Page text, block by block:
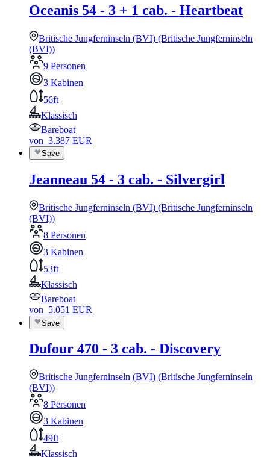
Oceanis 54 - 3 + 1 cab. - Heartbeat
Britische Jungferninseln (BVI) (Britische Jungferninseln
(BVI))
9 Personen
3 Kabinen
56ft
Klassisch
Bareboat
von 3.387 EUR
Save
Jeanneau 54 - 3 cab. - Silvergirl
Britische Jungferninseln (BVI) (Britische Jungferninseln
(BVI))
8 Personen
3 Kabinen
53ft
Klassisch
Bareboat
von 5.051 EUR
Save
Dufour 470 - 3 cab. - Discovery
Britische Jungferninseln (BVI) (Britische Jungferninseln
(BVI))
8 Personen
3 Kabinen
49ft
Klassisch